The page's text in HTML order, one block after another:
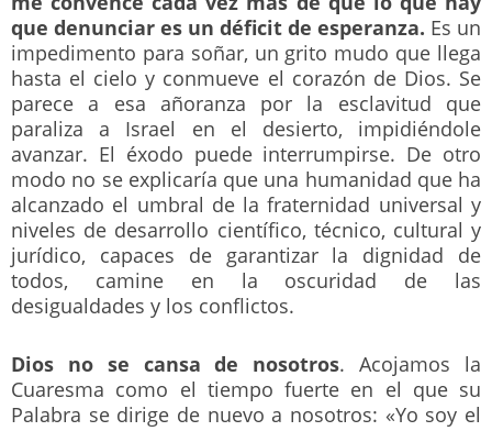
que denunciar es un déficit de esperanza. Es un
impedimento para soñar, un grito mudo que llega
hasta el cielo y conmueve el corazón de Dios. Se
parece a esa añoranza por la esclavitud que
paraliza a Israel en el desierto, impidiéndole
avanzar. El éxodo puede interrumpirse. De otro
modo no se explicaría que una humanidad que ha
alcanzado el umbral de la fraternidad universal y
niveles de desarrollo científico, técnico, cultural y
jurídico, capaces de garantizar la dignidad de
todos, camine en la oscuridad de las
desigualdades y los conflictos.
Dios no se cansa de nosotros. Acojamos la
Cuaresma como el tiempo fuerte en el que su
Palabra se dirige de nuevo a nosotros: «Yo soy el